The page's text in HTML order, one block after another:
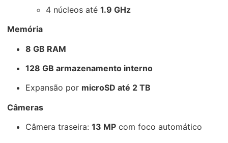
4 núcleos até 1.9 GHz
Memória
8 GB RAM
128 GB armazenamento interno
Expansão por microSD até 2 TB
Câmeras
Câmera traseira: 13 MP com foco automático